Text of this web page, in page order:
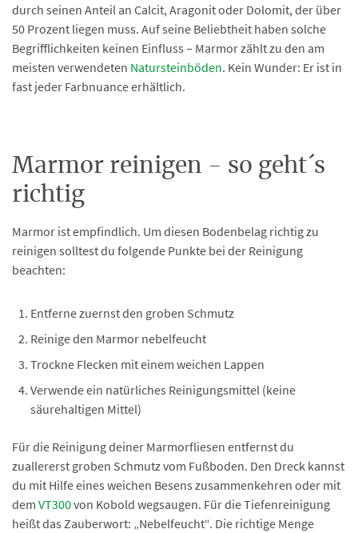
durch seinen Anteil an Calcit, Aragonit oder Dolomit, der über
50 Prozent liegen muss. Auf seine Beliebtheit haben solche
Begrifflichkeiten keinen Einfluss – Marmor zählt zu den am
meisten verwendeten Natursteinböden. Kein Wunder: Er ist in
fast jeder Farbnuance erhältlich.
Marmor reinigen - so geht´s
richtig
Marmor ist empfindlich. Um diesen Bodenbelag richtig zu
reinigen solltest du folgende Punkte bei der Reinigung
beachten:
Entferne zuernst den groben Schmutz
Reinige den Marmor nebelfeucht
Trockne Flecken mit einem weichen Lappen
Verwende ein natürliches Reinigungsmittel (keine
säurehaltigen Mittel)
Für die Reinigung deiner Marmorfliesen entfernst du
zuallererst groben Schmutz vom Fußboden. Den Dreck kannst
du mit Hilfe eines weichen Besens zusammenkehren oder mit
dem VT300von Kobold wegsaugen. Für die Tiefenreinigung
heißt das Zauberwort: „Nebelfeucht“. Die richtige Menge